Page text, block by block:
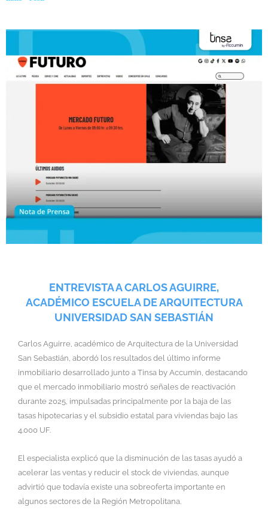
ENTREVISTA A CARLOS AGUIRRE,
ACADÉMICO ESCUELA DE ARQUITECTURA
UNIVERSIDAD SAN SEBASTIÁN
Carlos Aguirre, académico de Arquitectura de la Universidad
San Sebastián, abordó los resultados del último informe
inmobiliario desarrollado junto a Tinsa by Accumin, destacando
que el mercado inmobiliario mostró señales de reactivación
durante 2025, impulsadas principalmente por la baja de las
tasas hipotecarias y el subsidio estatal para viviendas bajo las
4.000 UF.
El especialista explicó que la disminución de las tasas ayudó a
acelerar las ventas y reducir el stock de viviendas, aunque
advirtió que todavía existe una sobreoferta importante en
algunos sectores de la Región Metropolitana.